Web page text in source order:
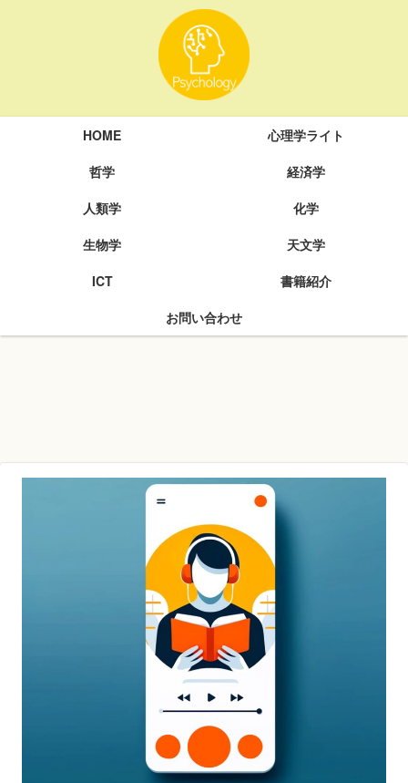
HOME
心理学ライト
哲学
経済学
人類学
化学
生物学
天文学
ICT
書籍紹介
お問い合わせ